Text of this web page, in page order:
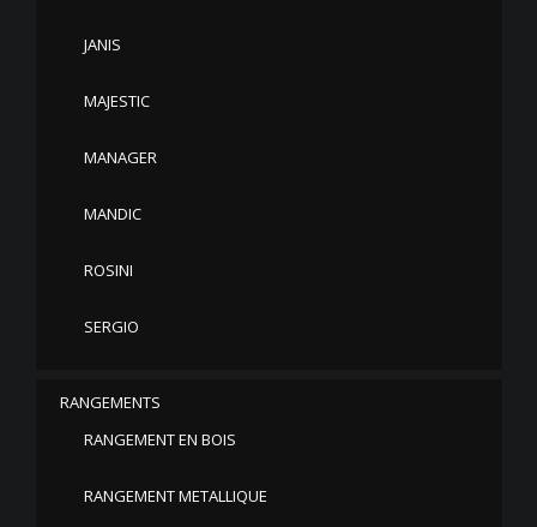
JANIS
MAJESTIC
MANAGER
MANDIC
ROSINI
SERGIO
RANGEMENTS
RANGEMENT EN BOIS
RANGEMENT METALLIQUE